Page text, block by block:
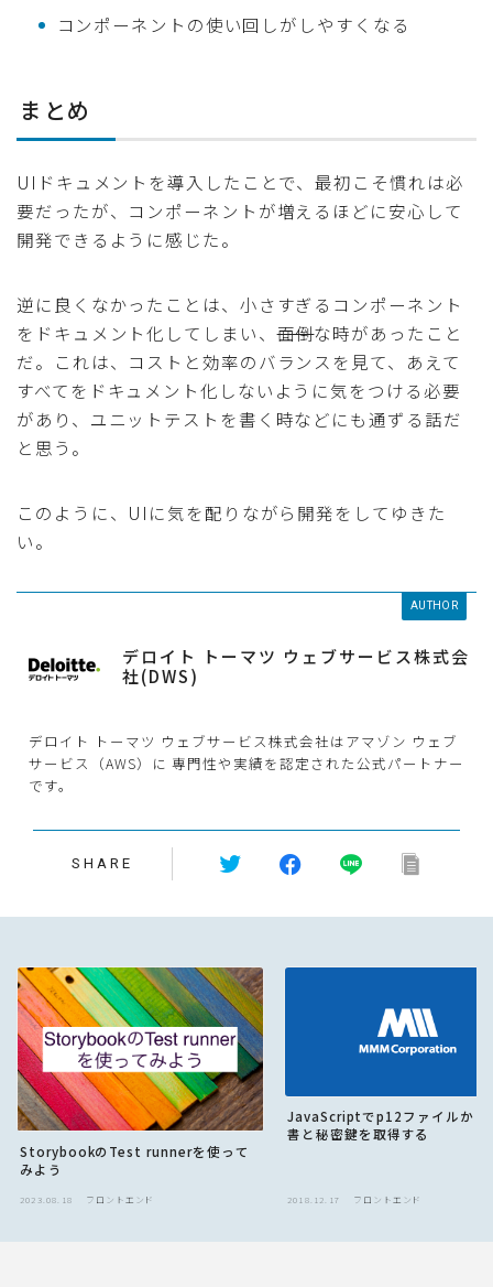
コンポーネントの使い回しがしやすくなる
まとめ
UIドキュメントを導入したことで、最初こそ慣れは必
要だったが、コンポーネントが増えるほどに安心して
開発できるように感じた。
逆に良くなかったことは、小さすぎるコンポーネント
をドキュメント化してしまい、面倒な時があったこと
だ。これは、コストと効率のバランスを見て、あえて
すべてをドキュメント化しないように気をつける必要
があり、ユニットテストを書く時などにも通ずる話だ
と思う。
このように、UIに気を配りながら開発をしてゆきた
い。
AUTHOR
デロイト トーマツ ウェブサービス株式会
社(DWS)
デロイト トーマツ ウェブサービス株式会社はアマゾン ウェブ
サービス（AWS）に 専門性や実績を認定された公式パートナー
です。
SHARE
StorybookのTest runnerを使って
みよう
2023.08.18 フロントエンド
JavaScriptでp12ファイルから
書と秘密鍵を取得する
2018.12.17 フロントエンド